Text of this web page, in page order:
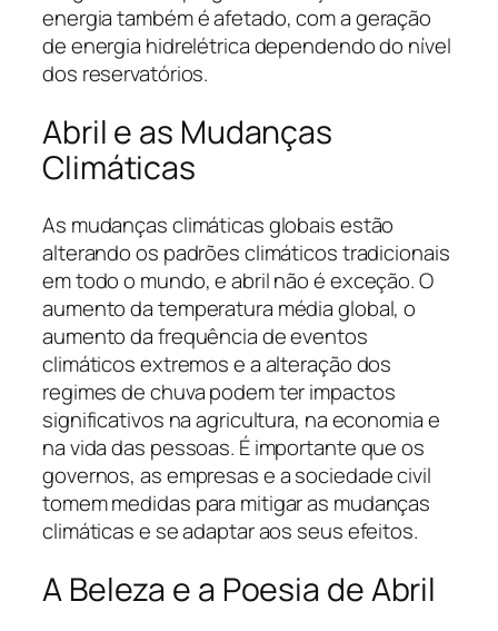
energia também é afetado, com a geração
de energia hidrelétrica dependendo do nível
dos reservatórios.
Abril e as Mudanças
Climáticas
As mudanças climáticas globais estão
alterando os padrões climáticos tradicionais
em todo o mundo, e abril não é exceção. O
aumento da temperatura média global, o
aumento da frequência de eventos
climáticos extremos e a alteração dos
regimes de chuva podem ter impactos
significativos na agricultura, na economia e
na vida das pessoas. É importante que os
governos, as empresas e a sociedade civil
tomem medidas para mitigar as mudanças
climáticas e se adaptar aos seus efeitos.
A Beleza e a Poesia de Abril